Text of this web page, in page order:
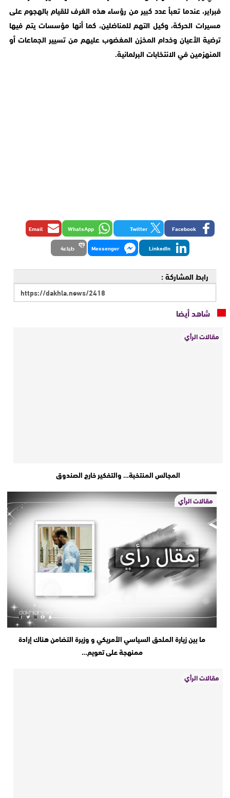
فبراير، عندما تعبأ عدد كبير من رؤساء هذه الغرف للقيام بالهجوم على
مسيرات الحركة، وكيل التهم للمناضلين، كما أنها مؤسسات يتم فيها
ترضية الأعيان وخدام المخزن المغضوب عليهم من تسيير الجماعات أو
المنهزمين في الانتخابات البرلمانية.
Facebook
Twitter
WhatsApp
Email
LinkedIn
Messenger طباعة
رابط المشاركة :
شاهد أيضا
مقالات الرأي
المجالس المنتخبة… والتفكير خارج الصندوق
مقالات الرأي
ما بين زيارة الملحق السياسي الأمريكي و وزيرة التضامن هناك إرادة
ممنهجة على تعويم…
مقالات الرأي